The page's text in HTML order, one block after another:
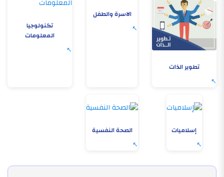
تطوير الذات
الاسرة والطفل
تكنولوجيا
المعلومات
إسلاميات الصحة النفسية